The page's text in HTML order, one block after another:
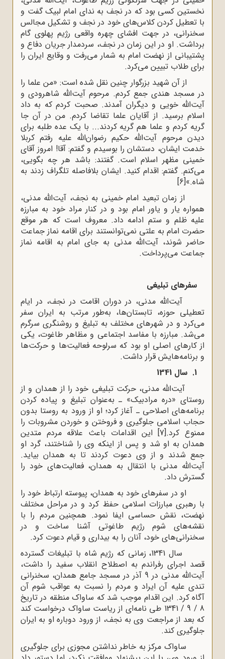
نخستین کسی بود که در نجف به ندای امام لبیک گفت و
با تعطیل کردن کلاس‌های خود در نجف و تشکیل مجالس
سخنرانی، در جهت افشای چهره واقعی رژیم پهلوی گام
برداشت. او در این زمان در نجف، سردمدار جریان دفاع و
پشتیبانی از نهضت امام به شمار می‌رفت و وقایع ایران را
برای طلاب تبیین می‌کرد.
از آن شهید بزرگوار چنین نقل شده است: «من علما را
در مسجد هندی جمع کردم. مرحوم آیت‌الله شاهرودی و
آیت‌الله خویی و دیگران آمدند. صحبت کردم که به داد
اسلام برسید. از آقایان علما تقاضا کردم. من در آن جا
گریه کردم و علما هم گریه کردند... با یک عده طلبه برای
دیدن مرحوم آیت‌الله حکیم رضوان‌الله علیه رفتم کربلا
خدمت ایشان، دستشان را بوسیدم و گفتم: آقا! امروز آقای
خمینی مظهر اسلام است. گفتند: باشد هر چه بگویی،
می‌کنم. گفتم: اقدام کنید. ایشان بلافاصله تلگراف زدند به
[6]
از زمان تبعید امام خمینی به نجف، آیت‌الله مدنی،
همواره یار و یاور امام بود و در کنار مراد خود به مبارزه
علیه ظلم و ستم ادامه داد. معروف است که هر موقع
حضرت امام به علتی نمی‌توانستند برای اقامه نماز جماعت
حاضر شوند، آیت‌الله مدنی به جای امام به اقامه نماز
جماعت می‌پرداخت.
سفرهای تبلیغی
آیت‌الله مدنی، در دوران اقامت در نجف‌، در ایام
تعطیلی حوزه، تابستان‌ها، به‌طور مرتب به ایران سفر
می‌کرد و در شهرهای مختلف به تبلیغ و روشنگری سرگرم
می‌شد. مبارزه با مفاسد اجتماعی و مظاهر طاغوت، یکی
از کارهای اصلی او بود که سرلوحه فعالیت‌ها و حرکت‌ها
و برنامه‌هایش قرار داشت.
آیت‌الله مدنی، حرکت تبلیغی خود را از همدان و از
روستای «دره مرادبیک» ـ به‌عنوان تبلیغ و پیاده کردن
برنامه‌های اصلاحی ـ آغاز کرد؛ او از ورود به روستا بدون
حجاب اسلامی جلوگیری و فروختن و خوردن مشروبات را
ممنوع کرد.[7]این اقدامات باعث علاقه مردم متدین
همدان به او شد و پس از اینکه وی را شناختند، گرد او
جمع شدند و از وی دعوت کردند تا به همدان بیاید.
آیت‌الله مدنی با انتقال به همدان، فعالیت‌های خود را
گسترش داد.
او در سفرهای خود به همدان، پیوسته ارتباط خود را
با رهبری مبارزات اسلامی حفظ کرد و در مراحل مختلف
نهضت، نقش حساسی ایفا نمود. همچنین مردم را با
نقشه‌های شوم رژیم طاغوتی آشنا ساخت و در
سخنرانی‌های خود، آنان را به بیداری و قیام دعوت ‌کرد.
سال 1341، زمانی که رژیم شاه با تبلیغات گسترده
قصد اجرای رفراندم به اصطلاح انقلاب سفید را داشت،
آیت‌الله مدنی در 9 آذر در مسجد جامع همدان، سخنرانی
تندی علیه آن ایراد و مردم را نسبت به عواقب شوم آن
آگاه کرد.این اقدام موجب شد که ساواک منطقه در تاریخ
8 / 9 / 1341 طی نامه‌ای از ریاست ساواک درخواست کند
که بعد از مراجعت وی به نجف، از ورود دوباره او به ایران
جلوگیری کند.
ساواک مرکز به خاطر نداشتن مجوزی برای جلوگیری